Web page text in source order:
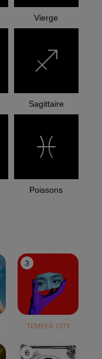
Vierge
Sagittaire
Poissons
3
TEMPER CITY
6